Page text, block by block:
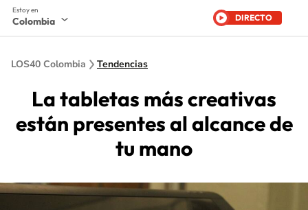
Colombia DIRECTO
LOS40 Colombia Tendencias
La tabletas más creativas
están presentes al alcance de
tu mano